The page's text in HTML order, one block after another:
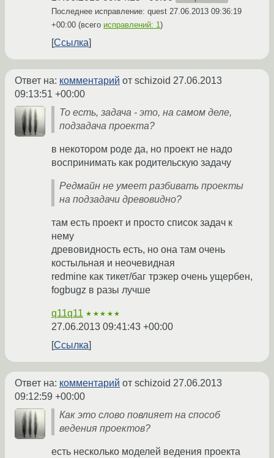
Последнее исправление: quest 27.06.2013 09:36:19
+00:00 (всего исправлений: 1)
Ссылка
Ответ на: комментарий от schizoid 27.06.2013
09:13:51 +00:00
То есть, задача - это, на самом деле,
подзадача проекта?
в некотором роде да, но проект не надо
воспринимать как родительскую задачу
Редмайн не умеет разбивать проекты
на подзадачи древовидно?
там есть проект и просто список задач к
нему
древовидность есть, но она там очень
костыльная и неочевидная
redmine как тикет/баг трэкер очень ущербен,
fogbugz в разы лучше
q11q11 ★★★★★
27.06.2013 09:41:43 +00:00
Ссылка
Ответ на: комментарий от schizoid 27.06.2013
09:12:59 +00:00
Как это слово повлияет на способ
ведения проектов?
есть несколько моделей ведения проекта